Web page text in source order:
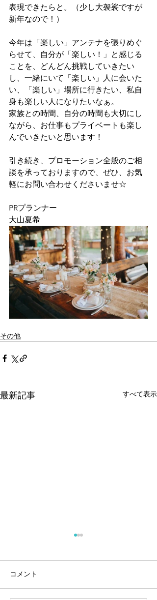
表現できたらと。（少し大袈裟ですが
新年なので！）
今年は「楽しい」アンテナを張りめぐ
らせて、自分が「楽しい！」と感じる
ことを、どんどん挑戦していきたい
し、一緒にいて「楽しい」人に会いた
い、「楽しい」場所に行きたい、私自
身も楽しい人になりたいなぁ。
家族との時間、自分の時間も大切にし
ながら、お仕事もプライベートも楽し
んでいきたいと思います！
引き続き、プロモーション全般のご相
談を承っておりますので、ぜひ、お気
軽にお問い合わせくださいませ☆
PRプランナー
大山夏希
その他
最新記事 すべて表示
コメント